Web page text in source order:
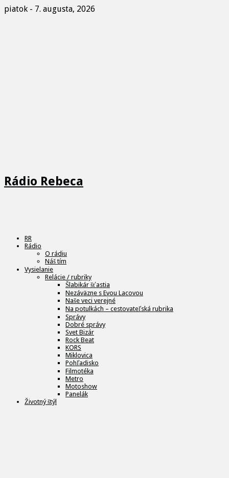
piatok - 7. augusta, 2026
Rádio Rebeca
RR
Rádio
O rádiu
Náš tím
Vysielanie
Relácie / rubriky
Šlabikár šťastia
Nezáväzne s Evou Lacovou
Naše veci verejné
Na potulkách – cestovateľská rubrika
Správy
Dobré správy
Svet Bizár
Rock Beat
KORS
Miklovica
Pohľadisko
Filmotéka
Metro
Motoshow
Panelák
Životný štýl